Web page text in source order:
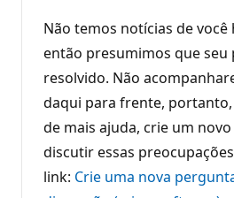
Não temos notícias de você
então presumimos que seu
resolvido. Não
daqui para frente,
de mais ajuda, crie um
discutir essas
link: Crie uma nova